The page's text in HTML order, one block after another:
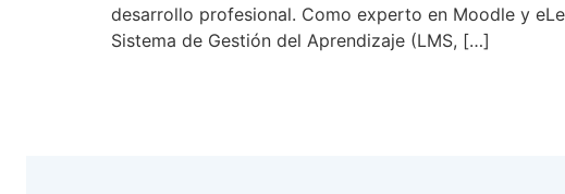
desarrollo profesional. Como experto en Moodle y
Sistema de Gestión del Aprendizaje (LMS, […]